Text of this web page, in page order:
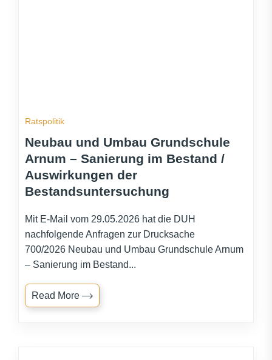
Ratspolitik
Neubau und Umbau Grundschule
Arnum – Sanierung im Bestand /
Auswirkungen der
Bestandsuntersuchung
Mit E-Mail vom 29.05.2026 hat die DUH
nachfolgende Anfragen zur Drucksache
700/2026 Neubau und Umbau Grundschule Arnum
– Sanierung im Bestand...
Read More